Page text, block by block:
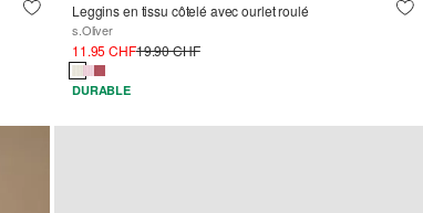
Leggins en tissu côtelé avec ourlet roulé
s.Oliver
11.95 CHF19.90 CHF
DURABLE